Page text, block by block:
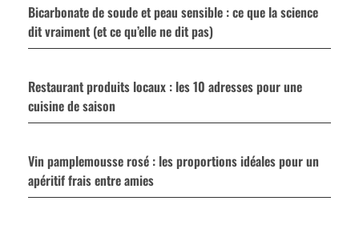
Bicarbonate de soude et peau sensible : ce que la science
dit vraiment (et ce qu’elle ne dit pas)
Restaurant produits locaux : les 10 adresses pour une
cuisine de saison
Vin pamplemousse rosé : les proportions idéales pour un
apéritif frais entre amies